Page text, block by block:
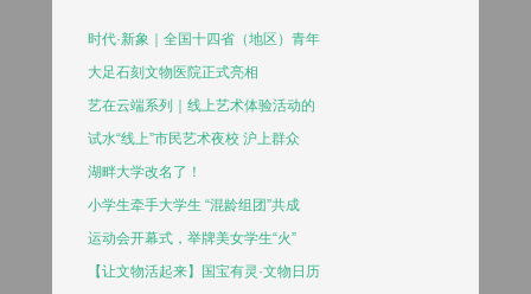
时代·新象｜全国十四省（地区）青年
大足石刻文物医院正式亮相
艺在云端系列｜线上艺术体验活动的
试水“线上”市民艺术夜校 沪上群众
湖畔大学改名了！
小学生牵手大学生 “混龄组团”共成
运动会开幕式，举牌美女学生“火”
【让文物活起来】国宝有灵·文物日历